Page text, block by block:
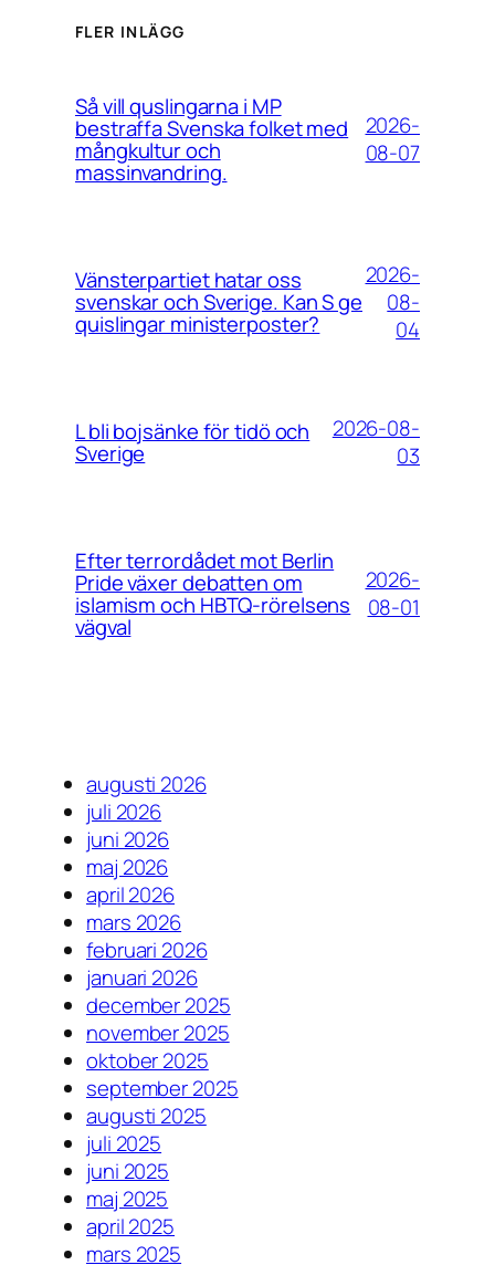
FLER INLÄGG
Så vill quslingarna i MP
bestraffa Svenska folket med
mångkultur och
massinvandring.
2026-
08-07
Vänsterpartiet hatar oss
svenskar och Sverige. Kan S ge
quislingar ministerposter?
2026-
08-
04
L bli bojsänke för tidö och
Sverige
2026-08-
03
Efter terrordådet mot Berlin
Pride växer debatten om
islamism och HBTQ-rörelsens
vägval
2026-
08-01
augusti 2026
juli 2026
juni 2026
maj 2026
april 2026
mars 2026
februari 2026
januari 2026
december 2025
november 2025
oktober 2025
september 2025
augusti 2025
juli 2025
juni 2025
maj 2025
april 2025
mars 2025